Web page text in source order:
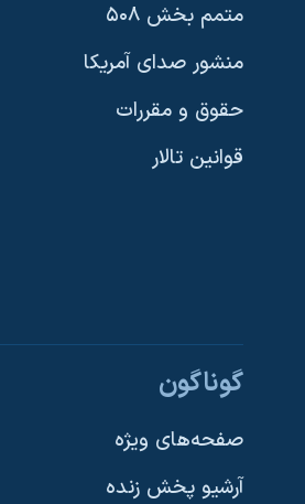
دنبال کنید
متمم بخش ۵۰۸
منشور صدای آمریکا
حقوق و مقررات
قوانین تالار
گوناگون
صفحه‌های ویژه
آرشیو پخش زنده